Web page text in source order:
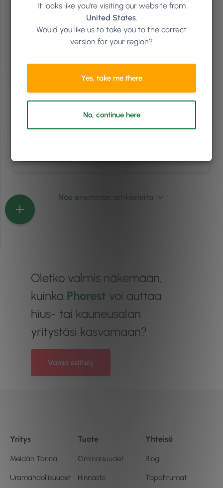
Esillepano & Design min
sanavarastoomme, liikkeiden omistajat eivät ole katsoneet
vahvistumaan tulevaisuudessa. Vastauksena tähän kysyntään, useat
kampaamot ja kauneushoitolat ovatkin panostaneet elämyksellisiin
asiakkaiden mielen pois arjesta. Liiketilaa on …Continued
Näe enemmän artikkeleita
Oletko valmis näkemään,
kuinka Phorest voi auttaa
hius- tai kauneusalan
yritystäsi kasvamaan?
Varaa esittely
Yritys
Meidän Tarina
Uramahdollisuudet
Tuote
Ominaisuudet
Hinnasto
Yhteisö
Blogi
Tapahtumat
It looks like you're visiting our website from
United States.
Would you like us to take you to the correct
version for your region?
Yes, take me there
No, continue here